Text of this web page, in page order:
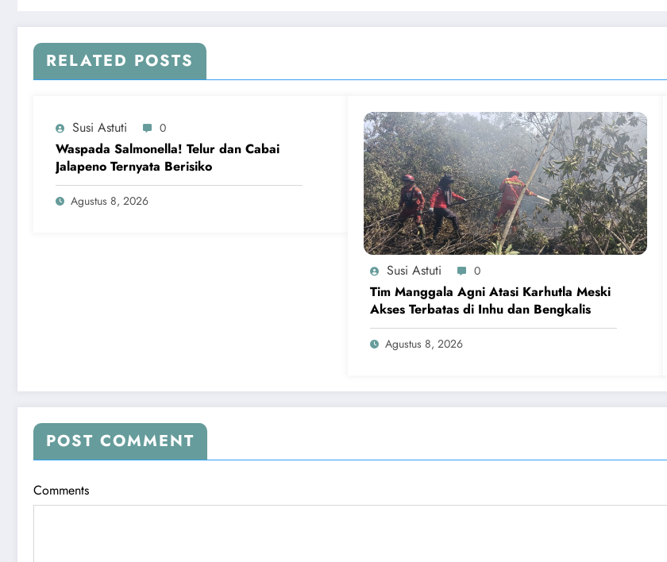
RELATED POSTS
Susi Astuti 0
Waspada Salmonella! Telur dan Cabai
Jalapeno Ternyata Berisiko
Agustus 8, 2026
Susi Astuti 0
Tim Manggala Agni Atasi Karhutla Meski
Akses Terbatas di Inhu dan Bengkalis
Agustus 8, 2026
POST COMMENT
Comments